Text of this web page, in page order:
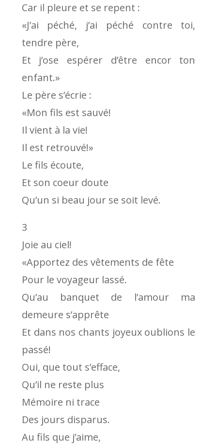
Car il pleure et se repent :
«J’ai péché, j’ai péché contre toi,
tendre père,
Et j’ose espérer d’être encor ton
enfant.»
Le père s’écrie :
«Mon fils est sauvé!
Il vient à la vie!
Il est retrouvé!»
Le fils écoute,
Et son coeur doute
Qu’un si beau jour se soit levé.
3
Joie au ciel!
«Apportez des vêtements de fête
Pour le voyageur lassé.
Qu’au banquet de l’amour ma
demeure s’apprête
Et dans nos chants joyeux oublions le
passé!
Oui, que tout s’efface,
Qu’il ne reste plus
Mémoire ni trace
Des jours disparus.
Au fils que j’aime,